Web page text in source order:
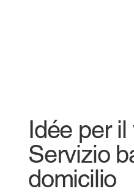
Idée per il
Servizio
domicilio